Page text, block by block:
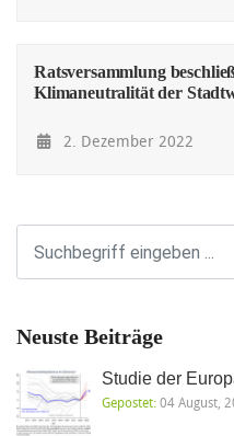
Ratsversammlung
Klimaneutralität der
2. Dezember 2022
Neuste Beiträge
Studie der
Gepostet:04 August,